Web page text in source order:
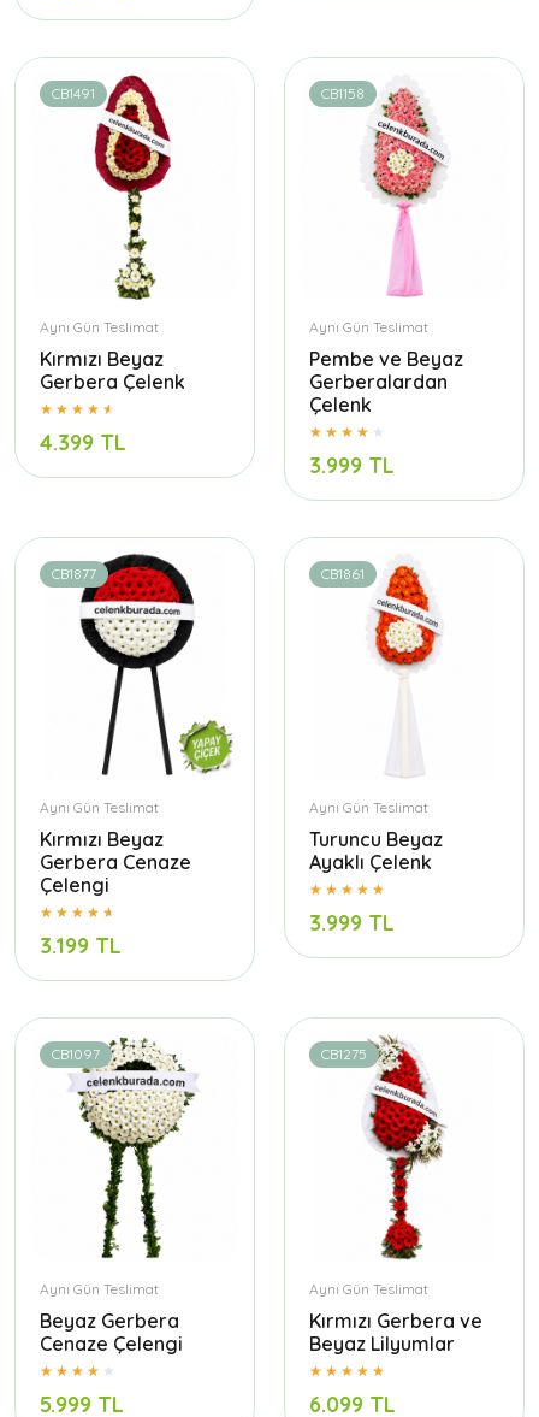
CB1491
Aynı Gün Teslimat
Kırmızı Beyaz
Gerbera Çelenk
4.399 TL
CB1158
Aynı Gün Teslimat
Pembe ve Beyaz
Gerberalardan
Çelenk
3.999 TL
CB1877
Aynı Gün Teslimat
Kırmızı Beyaz
Gerbera Cenaze
Çelengi
3.199 TL
CB1861
Aynı Gün Teslimat
Turuncu Beyaz
Ayaklı Çelenk
3.999 TL
CB1097
Aynı Gün Teslimat
Beyaz Gerbera
Cenaze Çelengi
5.999 TL
CB1275
Aynı Gün Teslimat
Kırmızı Gerbera ve
Beyaz Lilyumlar
6.099 TL